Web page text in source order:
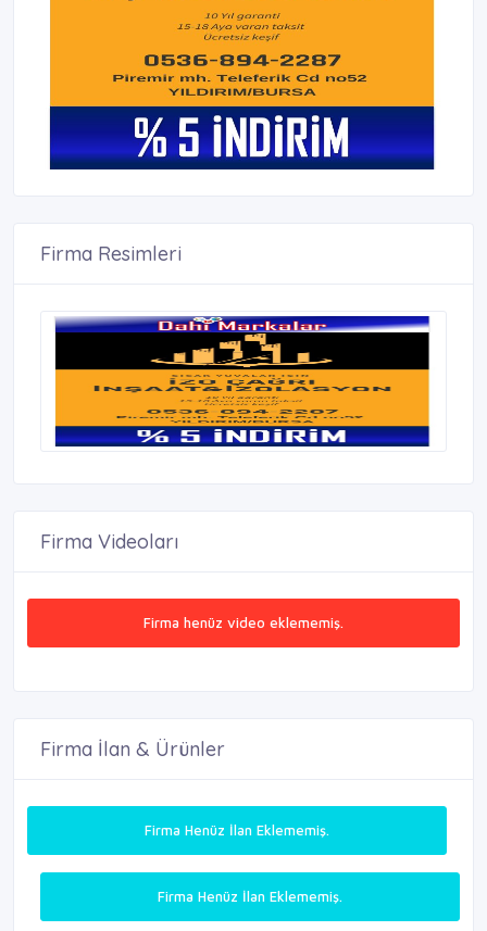
Firma Resimleri
Firma Videoları
Firma henüz video eklememiş.
Firma İlan & Ürünler
Firma Henüz İlan Eklememiş.
Firma Henüz İlan Eklememiş.